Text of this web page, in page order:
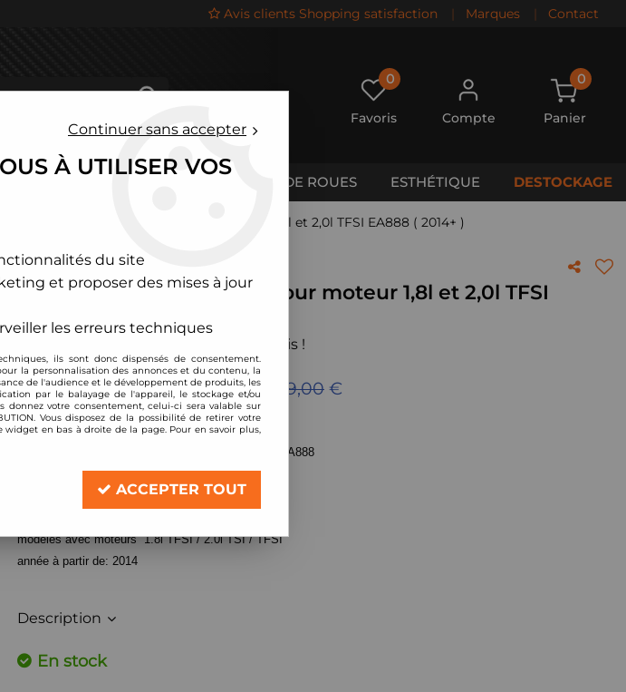
Avis clients Shopping satisfaction | Marques | Contact
0
Favoris Compte
0
Panier
CALES DE ROUES ESTHÉTIQUE DESTOCKAGE
Kit d'admission carbone Pour moteur 1,8l et 2,0l TFSI EA888 ( 2014+ )
TA TECHNIX
Kit d'admission carbone Pour moteur 1,8l et 2,0l TFSI
Soyez le premier à donner votre avis !
449,00 €TTC au lieu de 549,00 €
Réf. : 114VW003
Admission directe carbone pour 1,8l et 2.0L TFSI EA888
Audi A3 / S3 (8V) / Seat Leon (5F)
modèles avec moteurs 1.8l TFSI / 2.0l TSI / TFSI
année à partir de: 2014
Description
En stock
Continuer sans accepter
À UTILISER VOS
du site
et proposer des mises à jour
les erreurs techniques
ils sont donc dispensés de consentement.
la personnalisation des annonces et du contenu, la
de l'audience et le développement de produits, les
par le balayage de l'appareil, le stockage et/ou
donnez votre consentement, celui-ci sera valable sur
Vous disposez de la possibilité de retirer votre
en bas à droite de la page. Pour en savoir plus,
ACCEPTER TOUT